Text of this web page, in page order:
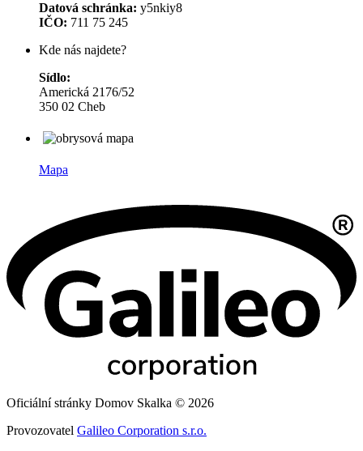
Datová schránka: y5nkiy8
IČO: 711 75 245
Kde nás najdete?
Sídlo:
Americká 2176/52
350 02 Cheb
Mapa
Oficiální stránky Domov Skalka © 2026
Provozovatel Galileo Corporation s.r.o.